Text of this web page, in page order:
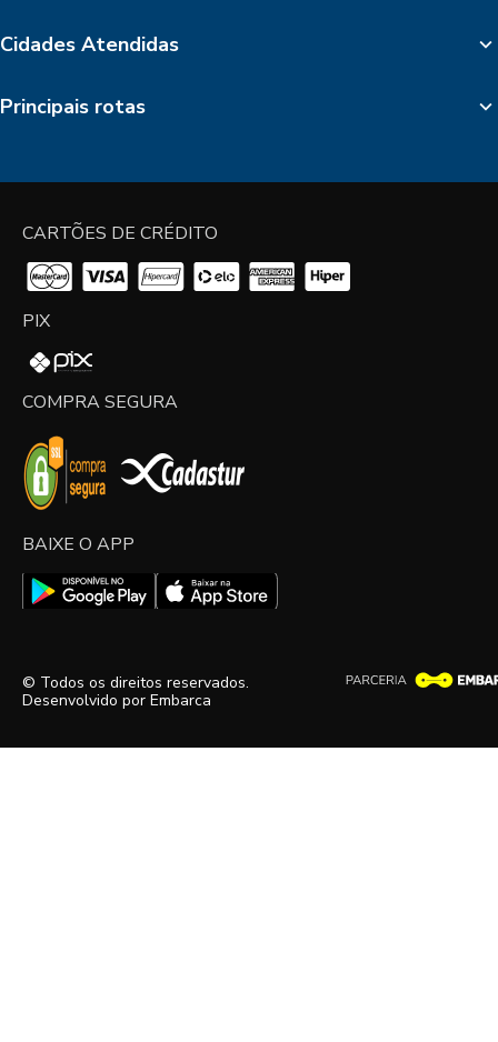
Cidades Atendidas
Principais rotas
CARTÕES DE CRÉDITO
PIX
COMPRA SEGURA
BAIXE O APP
© Todos os direitos reservados.
Desenvolvido por Embarca